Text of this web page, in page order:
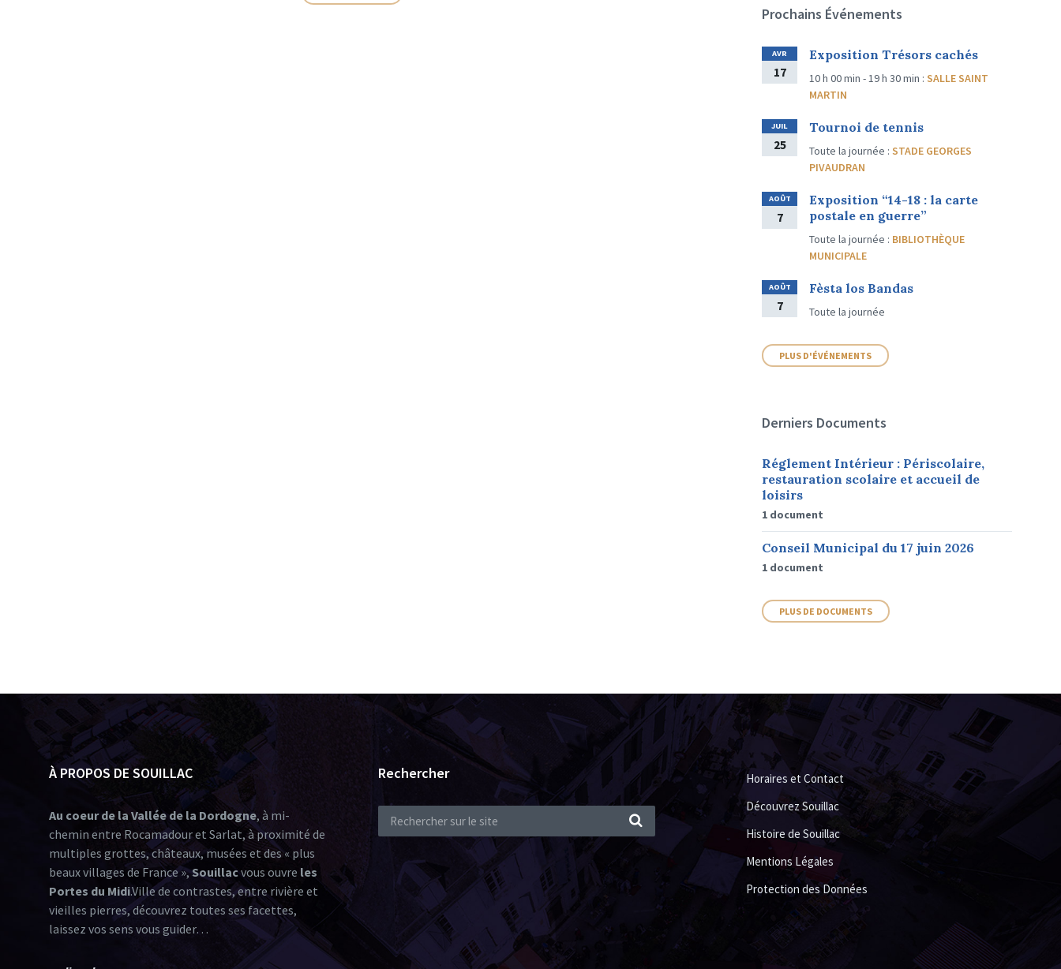
Prochains Événements
AVR
17
Exposition Trésors cachés
10 h 00 min - 19 h 30 min :SALLE SAINT
MARTIN
JUIL
25
Tournoi de tennis
Toute la journée :STADE GEORGES
PIVAUDRAN
AOÛT
7
Exposition “14-18 : la carte
postale en guerre”
Toute la journée : BIBLIOTHÈQUE
MUNICIPALE
AOÛT
7
Fèsta los Bandas
Toute la journée
PLUS D'ÉVÉNEMENTS
Derniers Documents
Réglement Intérieur : Périscolaire,
restauration scolaire et accueil de
loisirs
1 document
Conseil Municipal du 17 juin 2026
1 document
PLUS DE DOCUMENTS
À PROPOS DE SOUILLAC
Au coeur de la Vallée de la Dordogne, à mi-
chemin entre Rocamadour et Sarlat, à proximité de
multiples grottes, châteaux, musées et des « plus
beaux villages de France »,Souillacvous ouvre les
Portes du Midi.Ville de contrastes, entre rivière et
vieilles pierres, découvrez toutes ses facettes,
laissez vos sens vous guider…
Rechercher
Horaires et Contact
Découvrez Souillac
Histoire de Souillac
Mentions Légales
Protection des Données